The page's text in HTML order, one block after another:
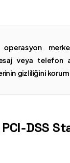
veya telefon
gizliliğini
DSS